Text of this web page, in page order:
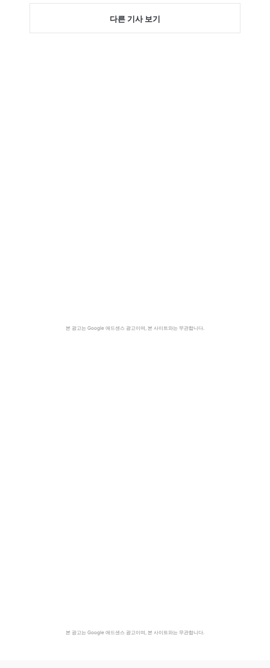
다른 기사 보기
본 광고는 Google 애드센스 광고이며, 본 사이트와는 무관합니다.
본 광고는 Google 애드센스 광고이며, 본 사이트와는 무관합니다.